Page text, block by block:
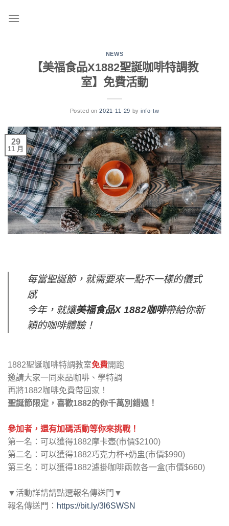
NEWS
【美福食品X1882聖誕咖啡特調教
室】免費活動
Posted on2021-11-29 byinfo-tw
29
11 月
每當聖誕節，就需要來一點不一樣的儀式
感
今年，就讓美福食品X 1882咖啡帶給你新
穎的咖啡體驗！
1882聖誕咖啡特調教室免費開跑
邀請大家一同來品咖啡、學特調
再將1882咖啡免費帶回家！
聖誕節限定，喜歡1882的你千萬別錯過！
參加者，還有加碼活動等你來挑戰！
第一名：可以獲得1882摩卡壺(市價$2100)
第二名：可以獲得1882巧克力杯+奶盅(市價$990)
第三名：可以獲得1882濾掛咖啡兩款各一盒(市價$660)
▼活動詳請請點選報名傳送門▼
報名傳送門： https://bit.ly/3l6SWSN